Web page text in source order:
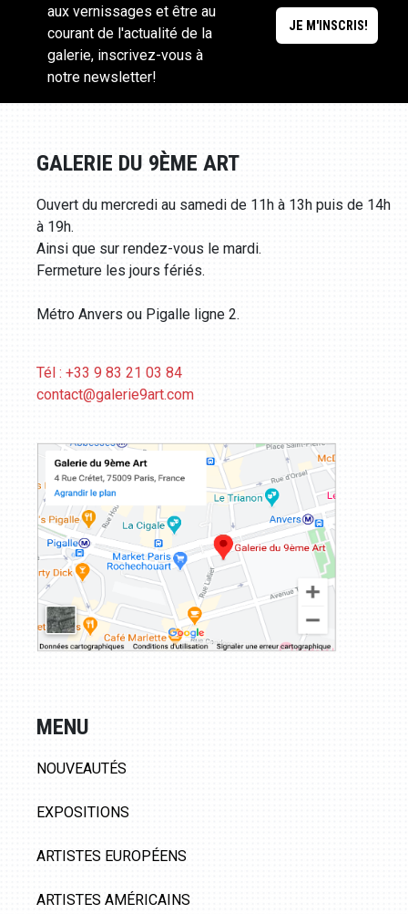
aux vernissages et être au
courant de l'actualité de la
galerie, inscrivez-vous à
notre newsletter!
GALERIE DU 9ÈME ART
Ouvert du mercredi au samedi de 11h à 13h puis de 14h
à 19h.
Ainsi que sur rendez-vous le mardi.
Fermeture les jours fériés.
Métro Anvers ou Pigalle ligne 2.
Tél : +33 9 83 21 03 84
contact@galerie9art.com
MENU
NOUVEAUTÉS
EXPOSITIONS
ARTISTES EUROPÉENS
ARTISTES AMÉRICAINS